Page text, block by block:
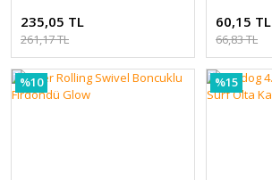
235,05 TL
261,17 TL
60,15 TL
66,83 TL
%10 %15